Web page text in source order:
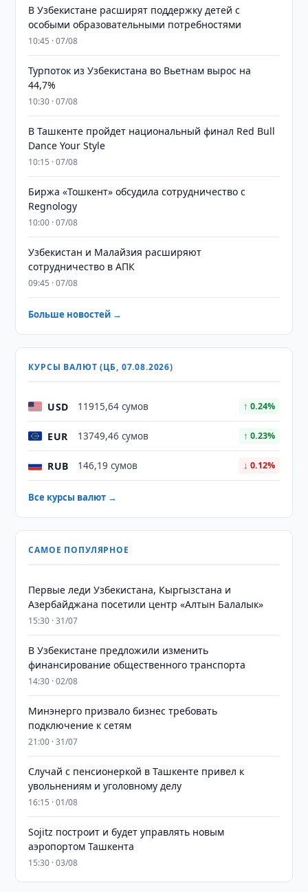
В Узбекистане расширят поддержку детей с
особыми образовательными потребностями
10:45 · 07/08
Турпоток из Узбекистана во Вьетнам вырос на
44,7%
10:30 · 07/08
В Ташкенте пройдет национальный финал Red Bull
Dance Your Style
10:15 · 07/08
Биржа «Тошкент» обсудила сотрудничество с
Regnology
10:00 · 07/08
Узбекистан и Малайзия расширяют
сотрудничество в АПК
09:45 · 07/08
Больше новостей →
КУРСЫ ВАЛЮТ (ЦБ, 07.08.2026)
USD 11915,64 сумов ↑ 0.24%
EUR 13749,46 сумов ↑ 0.23%
RUB 146,19 сумов ↓ 0.12%
Все курсы валют →
САМОЕ ПОПУЛЯРНОЕ
Первые леди Узбекистана, Кыргызстана и
Азербайджана посетили центр «Алтын Балалык»
15:30 · 31/07
В Узбекистане предложили изменить
финансирование общественного транспорта
14:30 · 02/08
Минэнерго призвало бизнес требовать
подключение к сетям
21:00 · 31/07
Случай с пенсионеркой в Ташкенте привел к
увольнениям и уголовному делу
16:15 · 01/08
Sojitz построит и будет управлять новым
аэропортом Ташкента
15:30 · 03/08